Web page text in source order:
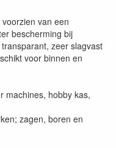
van een
bescherming bij
zeer slagvast
voor binnen en
machines, hobby kas,
zagen, boren en